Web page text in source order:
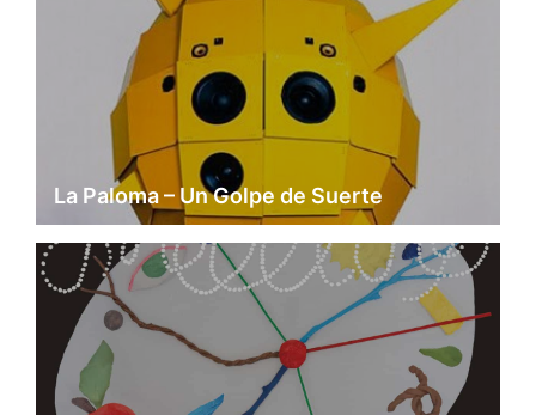
La Paloma – Un Golpe de Suerte